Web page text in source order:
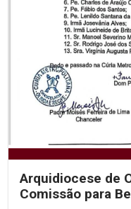
Arquidiocese de
Comissão para